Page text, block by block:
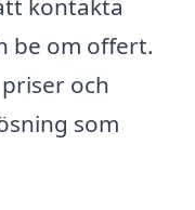
kontakta
be om offert.
och
som